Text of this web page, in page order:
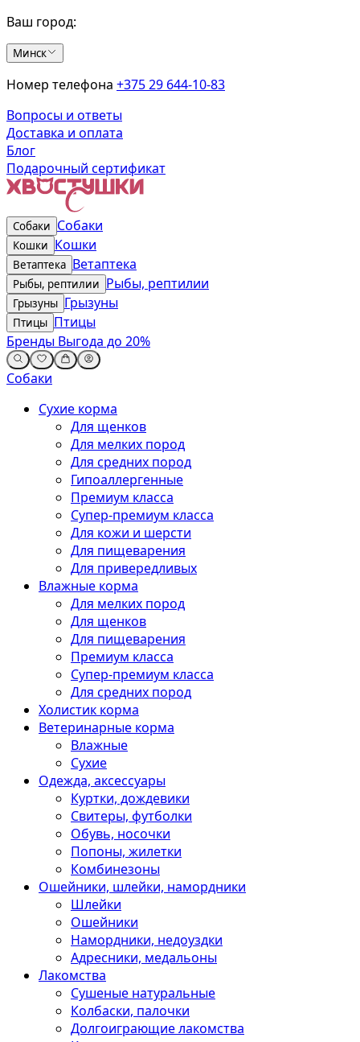
Ваш город:
Минск
Номер телефона +375 29 644-10-83
Вопросы и ответы
Доставка и оплата
Блог
Подарочный сертификат
Собаки Собаки
Кошки Кошки
Ветаптека Ветаптека
Рыбы, рептилии Рыбы, рептилии
Грызуны Грызуны
Птицы Птицы
Бренды Выгода до 20%
Собаки
Сухие корма
Для щенков
Для мелких пород
Для средних пород
Гипоаллергенные
Премиум класса
Супер-премиум класса
Для кожи и шерсти
Для пищеварения
Для привередливых
Влажные корма
Для мелких пород
Для щенков
Для пищеварения
Премиум класса
Супер-премиум класса
Для средних пород
Холистик корма
Ветеринарные корма
Влажные
Сухие
Одежда, аксессуары
Куртки, дождевики
Свитеры, футболки
Обувь, носочки
Попоны, жилетки
Комбинезоны
Ошейники, шлейки, намордники
Шлейки
Ошейники
Намордники, недоуздки
Адресники, медальоны
Лакомства
Сушеные натуральные
Колбаски, палочки
Долгоиграющие лакомства